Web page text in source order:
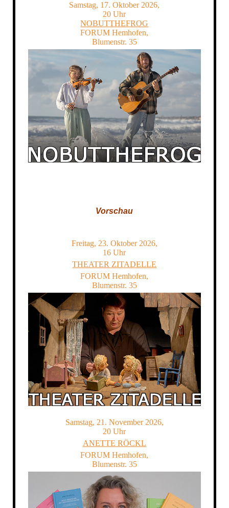
Samstag, 17. Oktober 2026,
20 Uhr
NOBUTTHEFROG
FORUM Hemhofen,
Blumenstr. 35
Vorschau
Freitag, 23. Oktober 2026,
16 Uhr
THEATER ZITADELLE
FORUM Hemhofen,
Blumenstr. 35
Samstag, 21. November 2026,
20 Uhr
ANETTE RÖCKL
FORUM Hemhofen,
Blumenstr. 35